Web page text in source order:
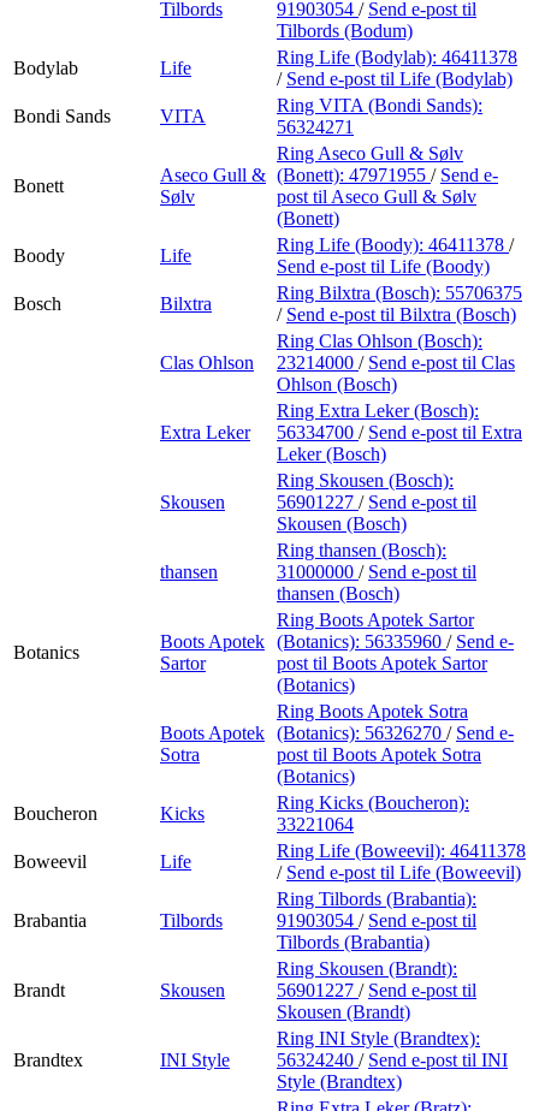
Tilbords 91903054 / Send e-post til
Tilbords (Bodum)
Bodylab
Life
Ring Life (Bodylab): 46411378
/ Send e-post til Life (Bodylab)
Bondi Sands
VITA
Ring VITA (Bondi Sands):
56324271
Bonett
Aseco Gull &
Sølv
Ring Aseco Gull & Sølv
(Bonett): 47971955 / Send e-
post til Aseco Gull & Sølv
(Bonett)
Boody
Life
Ring Life (Boody): 46411378 /
Send e-post til Life (Boody)
Bosch
Bilxtra
Ring Bilxtra (Bosch): 55706375
/ Send e-post til Bilxtra (Bosch)
Clas Ohlson
Ring Clas Ohlson (Bosch):
23214000 / Send e-post til Clas
Ohlson (Bosch)
Extra Leker
Ring Extra Leker (Bosch):
56334700 / Send e-post til Extra
Leker (Bosch)
Skousen
Ring Skousen (Bosch):
56901227 / Send e-post til
Skousen (Bosch)
thansen
Ring thansen (Bosch):
31000000 / Send e-post til
thansen (Bosch)
Botanics
Boots Apotek
Sartor
Ring Boots Apotek Sartor
(Botanics): 56335960 / Send e-
post til Boots Apotek Sartor
(Botanics)
Boots Apotek
Sotra
Ring Boots Apotek Sotra
(Botanics): 56326270 / Send e-
post til Boots Apotek Sotra
(Botanics)
Boucheron
Kicks
Ring Kicks (Boucheron):
33221064
Boweevil
Life
Ring Life (Boweevil): 46411378
/ Send e-post til Life (Boweevil)
Brabantia Tilbords
Ring Tilbords (Brabantia):
91903054 / Send e-post til
Tilbords (Brabantia)
Brandt Skousen
Ring Skousen (Brandt):
56901227 / Send e-post til
Skousen (Brandt)
Brandtex INI Style
Ring INI Style (Brandtex):
56324240 / Send e-post til INI
Style (Brandtex)